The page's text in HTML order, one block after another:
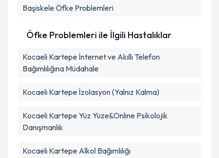
Başiskele Öfke Problemleri
Öfke Problemleri ile İlgili Hastalıklar
Kocaeli Kartepe İnternet ve Akıllı Telefon
Bağımlılığına Müdahale
Kocaeli Kartepe İzolasyon (Yalnız Kalma)
Kocaeli Kartepe Yüz Yüze&Online Psikolojik
Danışmanlık
Kocaeli Kartepe Alkol Bağımlılığı